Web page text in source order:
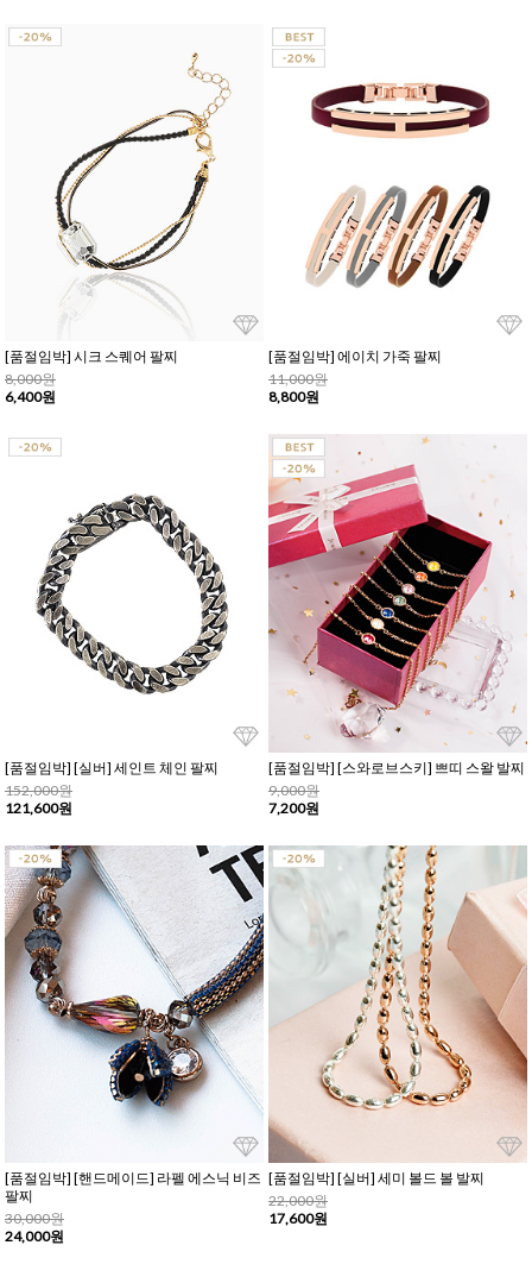
[품절임박] 시크 스퀘어 팔찌
8,000원
6,400원
[품절임박] 에이치 가죽 팔찌
11,000원
8,800원
[품절임박] [실버] 세인트 체인 팔찌
152,000원
121,600원
[품절임박] [스와로브스키] 쁘띠 스왈 발찌
9,000원
7,200원
[품절임박] [핸드메이드] 라펠 에스닉 비즈
팔찌
30,000원
24,000원
[품절임박] [실버] 세미 볼드 볼 발찌
22,000원
17,600원